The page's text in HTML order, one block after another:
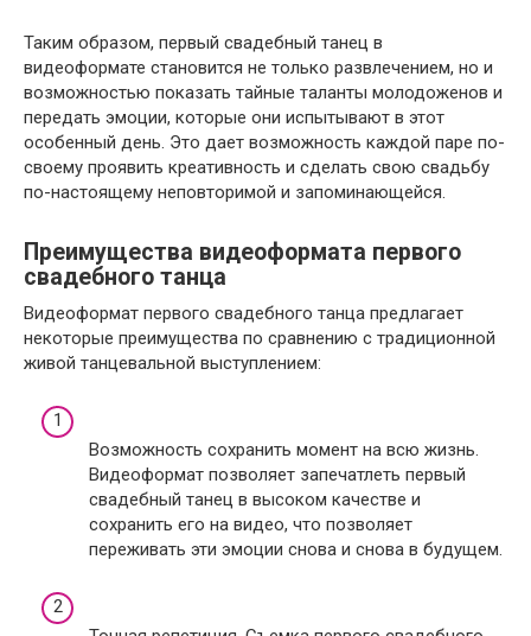
Таким образом, первый свадебный танец в
видеоформате становится не только развлечением, но и
возможностью показать тайные таланты молодоженов и
передать эмоции, которые они испытывают в этот
особенный день. Это дает возможность каждой паре по-
своему проявить креативность и сделать свою свадьбу
по-настоящему неповторимой и запоминающейся.
Преимущества видеоформата первого
свадебного танца
Видеоформат первого свадебного танца предлагает
некоторые преимущества по сравнению с традиционной
живой танцевальной выступлением:
Возможность сохранить момент на всю жизнь.
Видеоформат позволяет запечатлеть первый
свадебный танец в высоком качестве и
сохранить его на видео, что позволяет
переживать эти эмоции снова и снова в будущем.